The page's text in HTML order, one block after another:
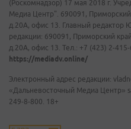
(Роскомнадзор) 17 мая 2018 г.
Медиа Центр". 690091, Приморский
д.20А, офис 13. Главный
редакции: 690091, Приморский
д.20А, офис 13. Тел.: +7 (423) 2-415-
https://mediadv.online/
Электронный адрес редакции:
«Дальневосточный Медиа Центр»
249-8-800. 18+